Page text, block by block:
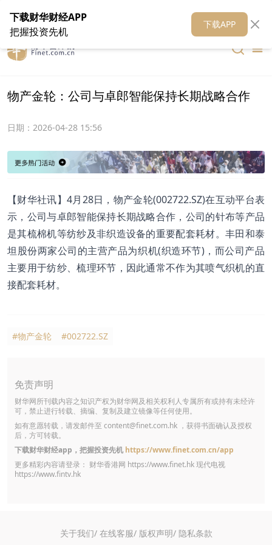
在线客服 关于我们 财华媒体矩阵 财华智库
物产金轮：公司与卓郎智能保持长期战略合作
日期： 2026-04-28 15:56
【财华社讯】4月28日，物产金轮(002722.SZ)在互动平台表
示，公司与卓郎智能保持长期战略合作，公司的针布等产品
是其梳棉机等纺纱及非织造设备的重要配套耗材。丰田和泰
坦股份两家公司的主营产品为织机(织造环节)，而公司产品
主要用于纺纱、梳理环节，因此通常不作为其喷气织机的直
接配套耗材。
#物产金轮 #002722.SZ
免责声明
财华网所刊载内容之知识产权为财华网及相关权利人专属所有或持有未经许
可，禁止进行转载、摘编、复制及建立镜像等任何使用。
如有意愿转载，请发邮件至 content@finet.com.hk ，获得书面确认及授权
后，方可转载。
下载财华财经app，把握投资先机 https://www.finet.com.cn/app
更多精彩内容请登录： 财华香港网 https://www.finet.hk现代电视
https://www.fintv.hk
关于我们/ 在线客服/ 版权声明/ 隐私条款
下载财华财经APP
把握投资先机
下载APP